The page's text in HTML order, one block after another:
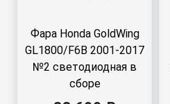
Фара Honda GoldWing
GL1800/F6B 2001-2017
№2 светодиодная в
сборе